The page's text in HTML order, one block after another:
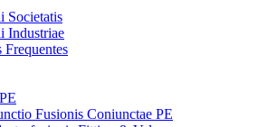
Societatis
Industriae
Frequentes
Fusionis Coniunctae PE